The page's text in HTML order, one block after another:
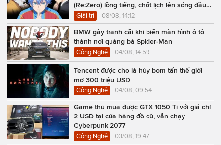
(Re:Zero) lồng tiếng, chốt lịch lên sóng đầu
năm 2027
Giải trí 08/08, 14:12
BMW gây tranh cãi khi biến màn hình ô tô
thành nơi quảng bá Spider-Man
Công Nghệ 04/08, 14:59
Tencent được cho là hủy bom tấn thế giới
mở 300 triệu USD
Công Nghệ 04/08, 09:54
Game thủ mua được GTX 1050 Ti với giá chỉ
2 USD tại cửa hàng đồ cũ, vẫn chạy
Cyberpunk 2077
Công Nghệ 03/08, 19:47